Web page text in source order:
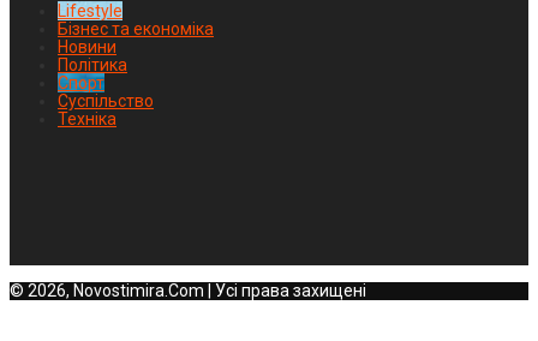
Lifestyle
Бізнес та економіка
Новини
Політика
Спорт
Суспільство
Техніка
© 2026, Novostimira.Com | Усі права захищені